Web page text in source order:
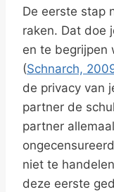
De eerste stap
raken. Dat doe
en te begrijpen
(Schnarch,
de privacy van
partner de
partner
niet te
deze eerste